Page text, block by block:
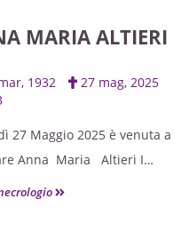
MARIA ALTIERI
1932
27 mag, 2025
27 Maggio 2025 è venuta a
Anna Maria Altieri I
avranno luogo Giovedì 29